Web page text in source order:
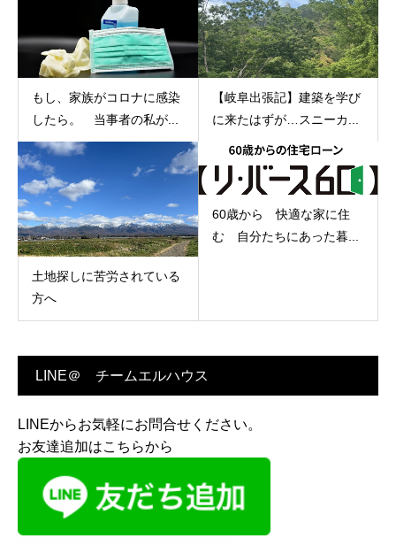
もし、家族がコロナに感染
したら。 当事者の私が...
【岐阜出張記】建築を学び
に来たはずが…スニーカ...
土地探しに苦労されている
方へ
60歳から 快適な家に住
む 自分たちにあった暮...
LINE＠ チームエルハウス
LINEからお気軽にお問合せください。
お友達追加はこちらから